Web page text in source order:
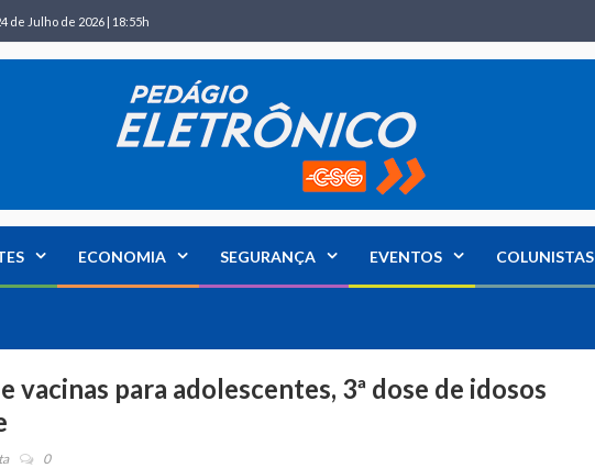
de Julho de 2026 | 18:55h
ECONOMIA SEGURANÇA EVENTOS COLUNISTAS
vacinas para adolescentes, 3ª dose de idosos
0